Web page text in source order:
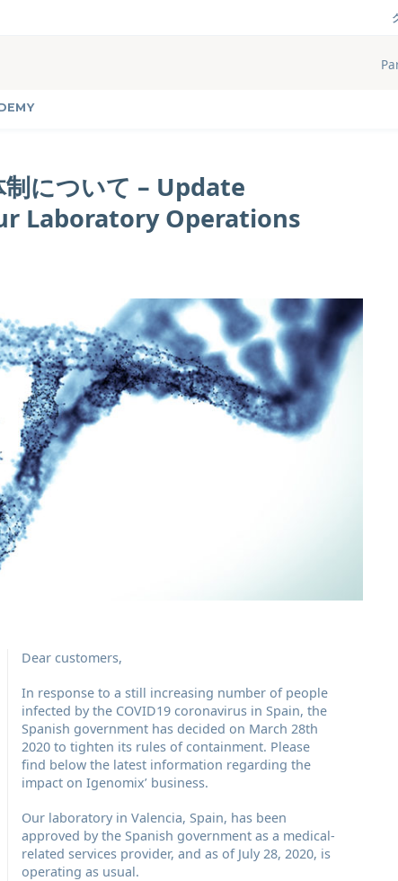
制について – Update
Laboratory Operations
Dear customers,
In response to a still increasing number of people
infected by the COVID19 coronavirus in Spain, the
Spanish government has decided on March 28th
2020 to tighten its rules of containment. Please
find below the latest information regarding the
impact on Igenomix’ business.
Our laboratory in Valencia, Spain, has been
approved by the Spanish government as a medical-
related services provider, and as of July 28, 2020, is
operating as usual.